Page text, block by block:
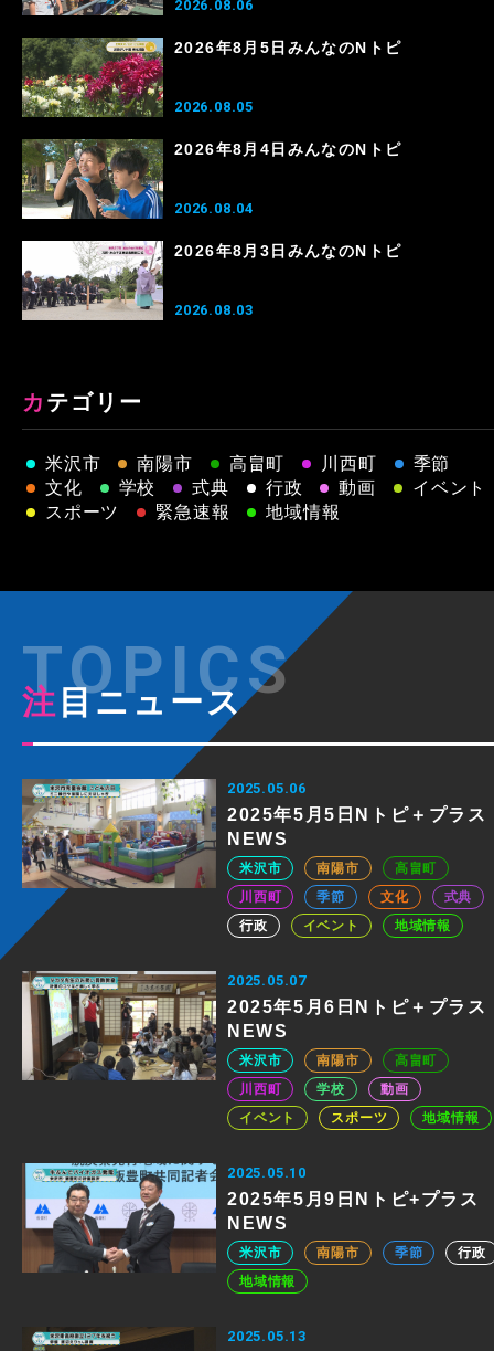
2026.08.06
2026年8月5日みんなのNトピ
2026.08.05
2026年8月4日みんなのNトピ
2026.08.04
2026年8月3日みんなのNトピ
2026.08.03
カテゴリー
米沢市 南陽市 高畠町 川西町
季節
文化
学校 式典 行政 動画
イベント
スポーツ
緊急速報 地域情報
注目ニュース
2025.05.06
2025年5月5日Nトピ＋プラス
NEWS
米沢市 南陽市
高畠町
川西町
季節 文化
式典
行政
イベント 地域情報
2025.05.07
2025年5月6日Nトピ＋プラス
NEWS
米沢市 南陽市
高畠町
川西町
学校
動画
イベント
スポーツ 地域情報
2025.05.10
2025年5月9日Nトピ+プラス
NEWS
米沢市 南陽市 季節
行政
地域情報
2025.05.13